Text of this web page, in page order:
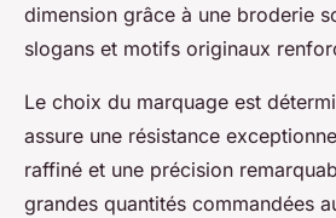
dimension grâce à une broderie
slogans et motifs originaux
Le choix du marquage est
assure une résistance
raffiné et une précision
grandes quantités commandées